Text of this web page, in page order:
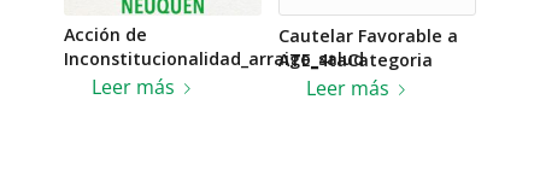
Acción de
Inconstitucionalidad_arraigo_salud
Leer más
Cautelar Favorable a
ATE_4taCategoria
Leer más